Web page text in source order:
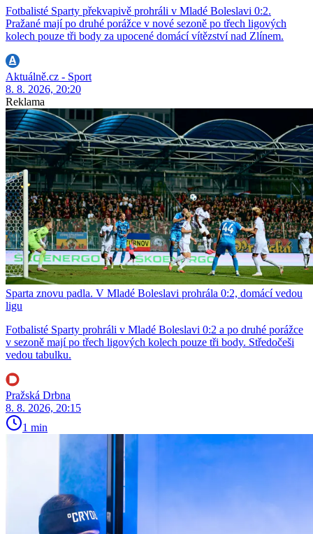
Fotbalisté Sparty překvapivě prohráli v Mladé Boleslavi 0:2.
Pražané mají po druhé porážce v nové sezoně po třech ligových
kolech pouze tři body za upocené domácí vítězství nad Zlínem.
Aktuálně.cz - Sport
8. 8. 2026, 20:20
Reklama
Sparta znovu padla. V Mladé Boleslavi prohrála 0:2, domácí vedou
ligu
Fotbalisté Sparty prohráli v Mladé Boleslavi 0:2 a po druhé porážce
v sezoně mají po třech ligových kolech pouze tři body. Středočeši
vedou tabulku.
Pražská Drbna
8. 8. 2026, 20:15
1 min